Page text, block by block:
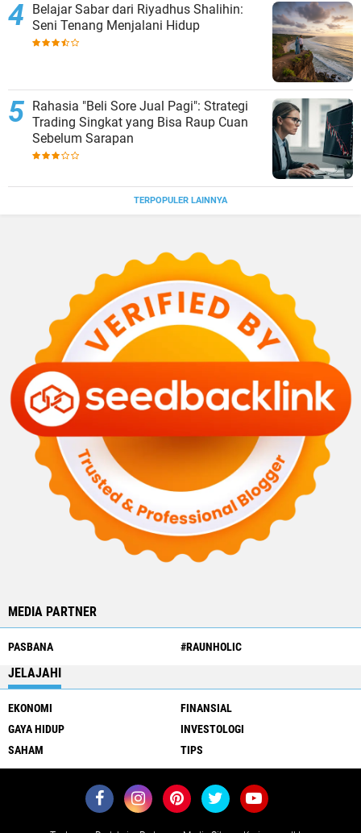
Belajar Sabar dari Riyadhus Shalihin:
Seni Tenang Menjalani Hidup
Rahasia "Beli Sore Jual Pagi": Strategi
Trading Singkat yang Bisa Raup Cuan
Sebelum Sarapan
TERPOPULER LAINNYA
MEDIA PARTNER
PASBANA #RAUNHOLIC
JELAJAHI
EKONOMI
FINANSIAL
GAYA HIDUP
INVESTOLOGI
SAHAM
TIPS